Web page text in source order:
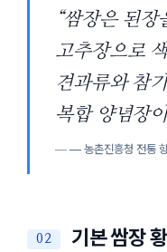
“쌈장은 된
고추장으로
견과류와 참
복합 양념장
— 농촌진흥청 전통
기본 쌈장